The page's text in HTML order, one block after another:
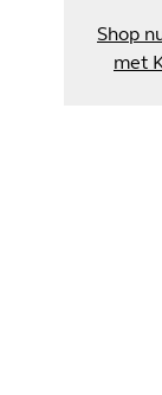
Shop
met